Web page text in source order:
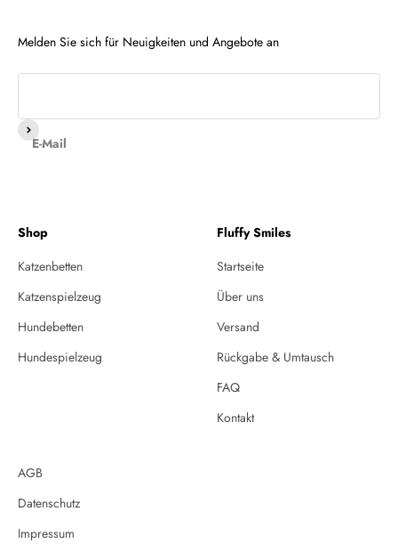
Melden Sie sich für Neuigkeiten und Angebote an
E-Mail
Abonnieren
Shop
Katzenbetten
Katzenspielzeug
Hundebetten
Hundespielzeug
Fluffy Smiles
Startseite
Über uns
Versand
Rückgabe & Umtausch
FAQ
Kontakt
AGB
Datenschutz
Impressum